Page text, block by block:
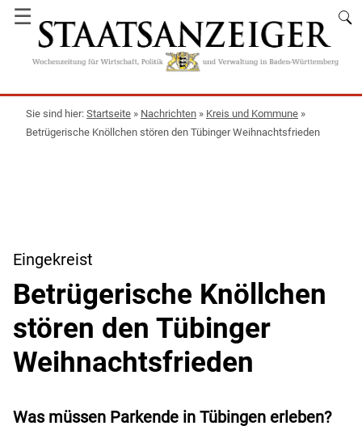
☰
Startseite » Nachrichten » Kreis und Kommune »
Betrügerische Knöllchen stören den Tübinger Weihnachtsfrieden
Eingekreist
Betrügerische Knöllchen
stören den Tübinger
Weihnachtsfrieden
Was müssen Parkende in Tübingen erleben?